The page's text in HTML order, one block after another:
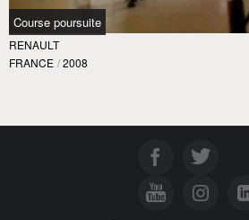
Course poursuite
RENAULT
FRANCE / 2008